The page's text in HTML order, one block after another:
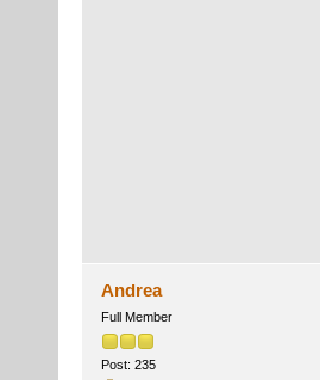
Andrea
Full Member
Post: 235